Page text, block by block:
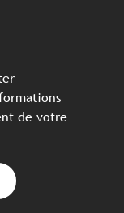
de votre